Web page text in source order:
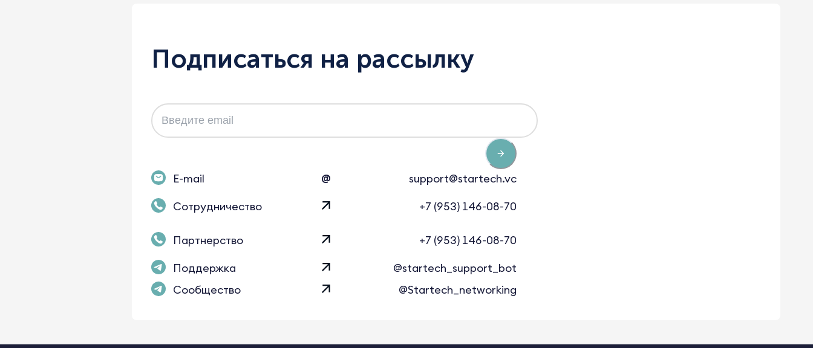
Подписаться на рассылку
E-mail @
support@startech.vc
Сотрудничество
+7 (953) 146-08-70
Партнерство
+7 (953) 146-08-70
Поддержка
@startech_support_bot
Сообщество
@Startech_networking